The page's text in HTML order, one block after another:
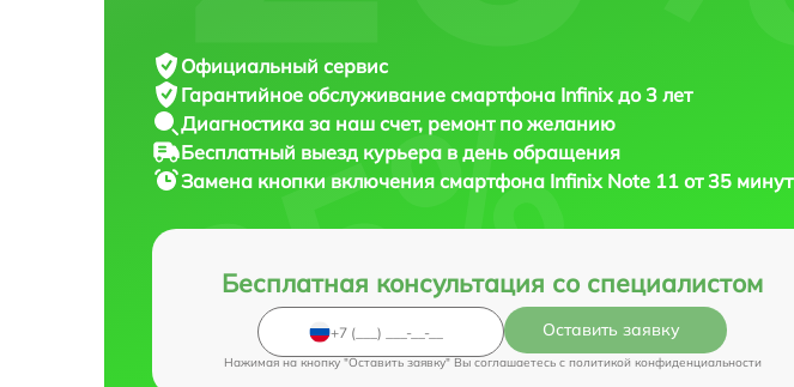
Официальный сервис
Гарантийное обслуживание смартфона Infinix до 3 лет
Диагностика за наш счет, ремонт по желанию
Бесплатный выезд курьера в день обращения
Замена кнопки включения смартфона Infinix Note 11 от 35 минут
Бесплатная консультация со специалистом
Оставить заявку
Нажимая на кнопку "Оставить заявку" Вы соглашаетесь c политикой конфиденциальности